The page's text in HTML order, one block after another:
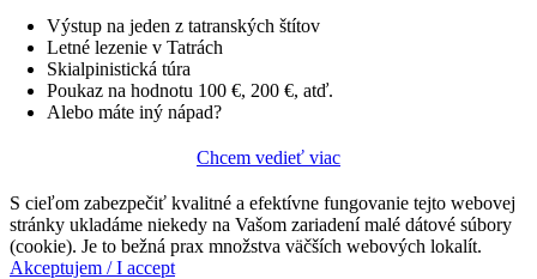
Výstup na jeden z tatranských štítov
Letné lezenie v Tatrách
Skialpinistická túra
Poukaz na hodnotu 100 €, 200 €, atď.
Alebo máte iný nápad?
Chcem vedieť viac
S cieľom zabezpečiť kvalitné a efektívne fungovanie tejto webovej
stránky ukladáme niekedy na Vašom zariadení malé dátové súbory
(cookie). Je to bežná prax množstva väčších webových lokalít.
Akceptujem / I accept